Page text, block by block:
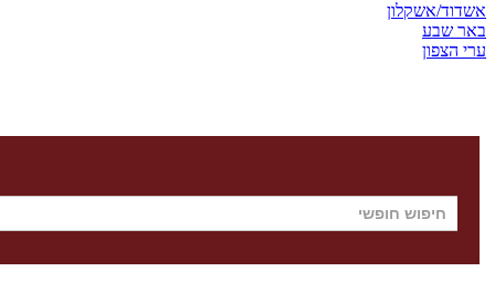
אשדוד/אשקלון
באר שבע
ערי הצפון